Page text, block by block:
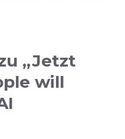
„Jetzt
will